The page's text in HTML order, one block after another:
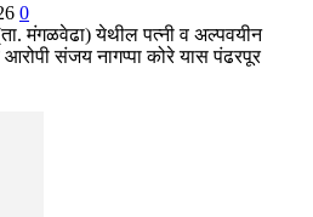
0
मंगळवेढा) येथील पत्नी व अल्पवयीन
संजय नागप्पा कोरे यास पंढरपूर